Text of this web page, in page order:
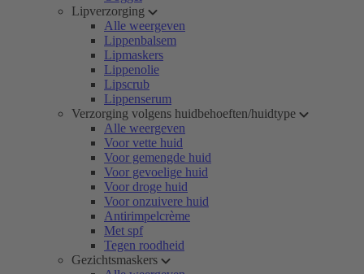
Lipverzorging
Alle weergeven
Lippenbalsem
Lipmaskers
Lippenolie
Lipscrub
Lippenserum
Verzorging volgens huidbehoeften/huidtype
Alle weergeven
Voor vette huid
Voor gemengde huid
Voor gevoelige huid
Voor droge huid
Voor onzuivere huid
Antirimpelcrème
Met spf
Tegen roodheid
Gezichtsmaskers